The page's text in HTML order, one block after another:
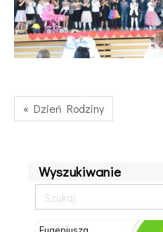
« Dzień Rodziny
Wyszukiwanie